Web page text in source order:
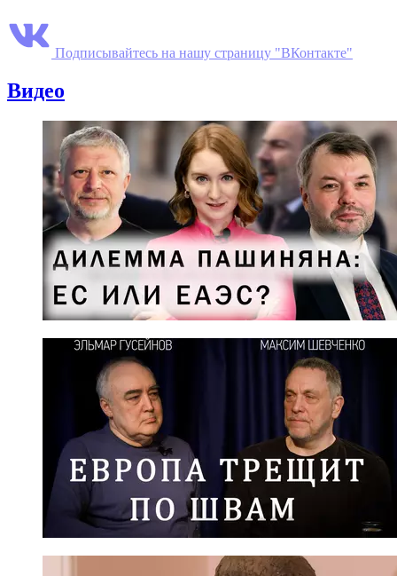
Подписывайтесь на нашу страницу "ВКонтакте"
Видео